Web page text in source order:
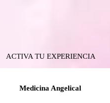
ACTIVA TU EXPERIENCIA
Medicina Angelical